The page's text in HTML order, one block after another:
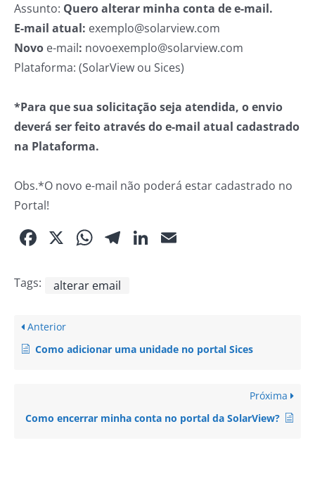
Assunto: Quero alterar minha conta de e-mail.
E-mail atual: exemplo@solarview.com
Novo e-mail: novoexemplo@solarview.com
Plataforma: (SolarView ou Sices)
*Para que sua solicitação seja atendida, o envio
deverá ser feito através do e-mail atual cadastrado
na Plataforma.
Obs.*O novo e-mail não poderá estar cadastrado no
Portal!
Facebook
X WhatsApp
Telegram
LinkedIn
Tags: alterar email
Anterior
Como adicionar uma unidade no portal Sices
Próxima
Como encerrar minha conta no portal da SolarView?